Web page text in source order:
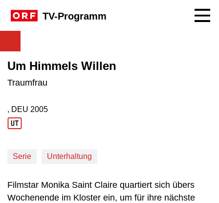
TV-Programm
Um Himmels Willen
Traumfrau
Produktionsland: DEU
, DEU
Produktionsjahr: 2005
2005
Serie Unterhaltung
Filmstar Monika Saint Claire quartiert sich übers
Wochenende im Kloster ein, um für ihre nächste